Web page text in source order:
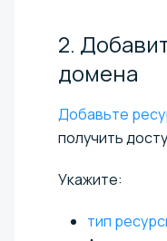
2.
домена
Добавьте
получить
Укажите:
тип